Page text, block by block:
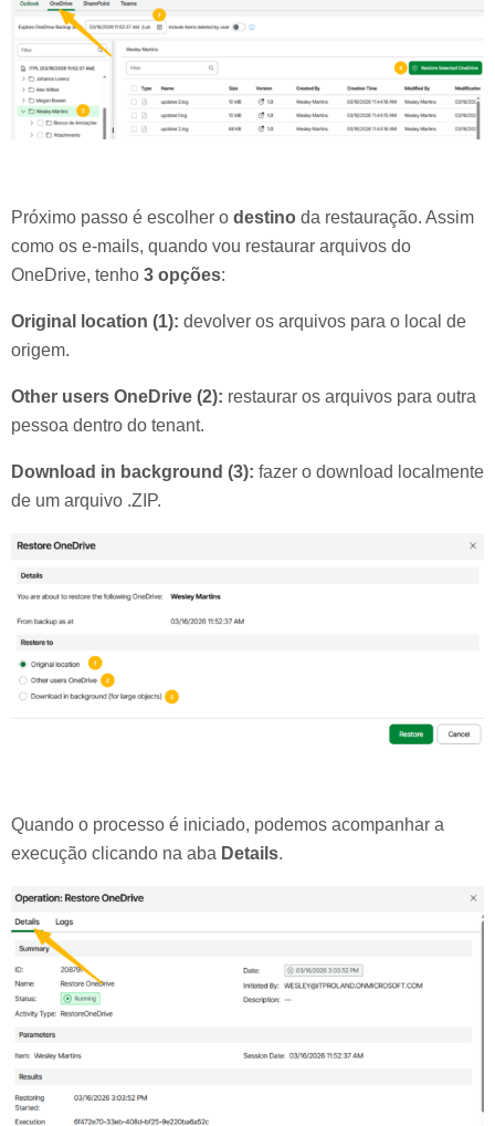
Próximo passo é escolher o destino da restauração. Assim
como os e-mails, quando vou restaurar arquivos do
OneDrive, tenho 3 opções:
Original location (1): devolver os arquivos para o local de
origem.
Other users OneDrive (2): restaurar os arquivos para outra
pessoa dentro do tenant.
Download in background (3): fazer o download localmente
de um arquivo .ZIP.
Quando o processo é iniciado, podemos acompanhar a
execução clicando na aba Details.